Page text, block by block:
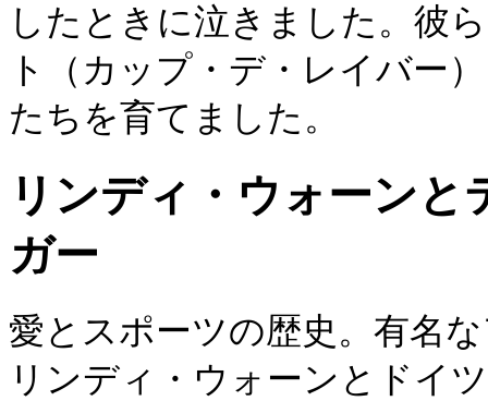
したときに泣きました。彼
ト（カップ・デ・レイバー
たちを育てました。
リンディ・ウォーンと
ガー
愛とスポーツの歴史。有名
リンディ・ウォーンとドイ